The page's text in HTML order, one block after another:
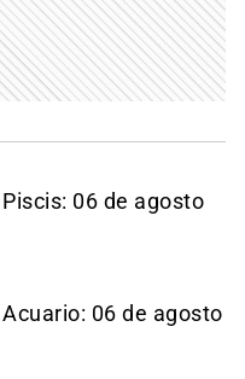
06 de agosto
06 de agosto